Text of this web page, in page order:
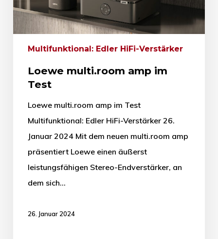
Multifunktional: Edler HiFi-Verstärker
Loewe multi.room amp im
Test
Loewe multi.room amp im Test
Multifunktional: Edler HiFi-Verstärker 26.
Januar 2024 Mit dem neuen multi.room amp
präsentiert Loewe einen äußerst
leistungsfähigen Stereo-Endverstärker, an
dem sich…
26. Januar 2024